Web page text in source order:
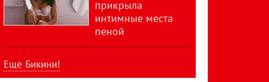
прикрыла
интимные места
пеной
Еще Бикини!